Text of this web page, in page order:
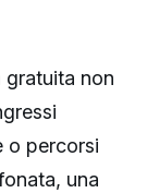
gratuita non
o percorsi
una